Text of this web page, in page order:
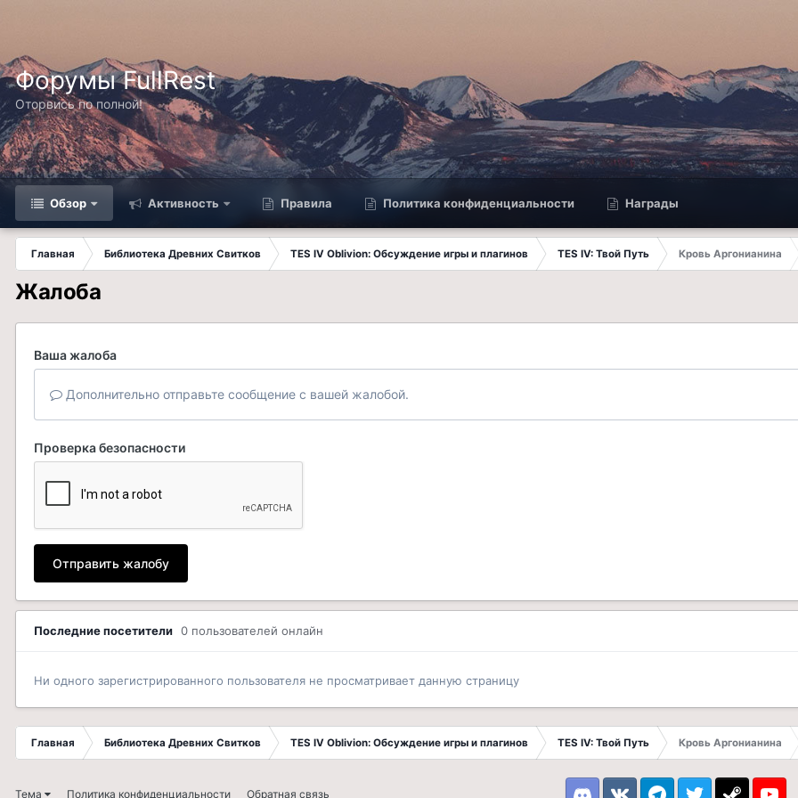
Форумы FullRest
Оторвись по полной!
Обзор Активность Правила Политика конфиденциальности Награды
Главная Библиотека Древних Свитков TES IV Oblivion: Обсуждение игры и плагинов TES IV: Твой Путь
Кровь Аргонианина
Жалоба
Ваша жалоба
Дополнительно отправьте сообщение с вашей жалобой.
Проверка безопасности
Отправить жалобу
Последние посетители 0 пользователей онлайн
Ни одного зарегистрированного пользователя не просматривает данную страницу
Главная Библиотека Древних Свитков TES IV Oblivion: Обсуждение игры и плагинов TES IV: Твой Путь Кровь Аргонианина
Тема Политика конфиденциальности Обратная связь